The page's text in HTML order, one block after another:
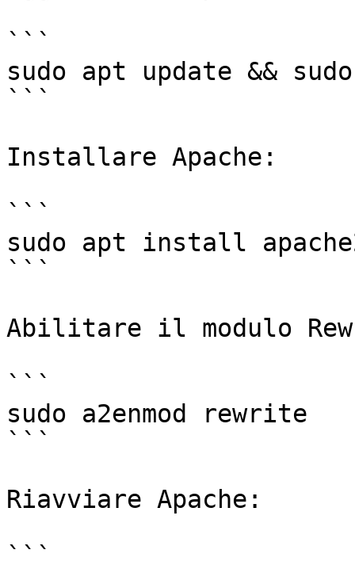
```
sudo apt update &&
```
Installare Apache:
```
sudo apt install
```
Abilitare il modulo
```
sudo a2enmod rewrite
```
Riavviare Apache:
```